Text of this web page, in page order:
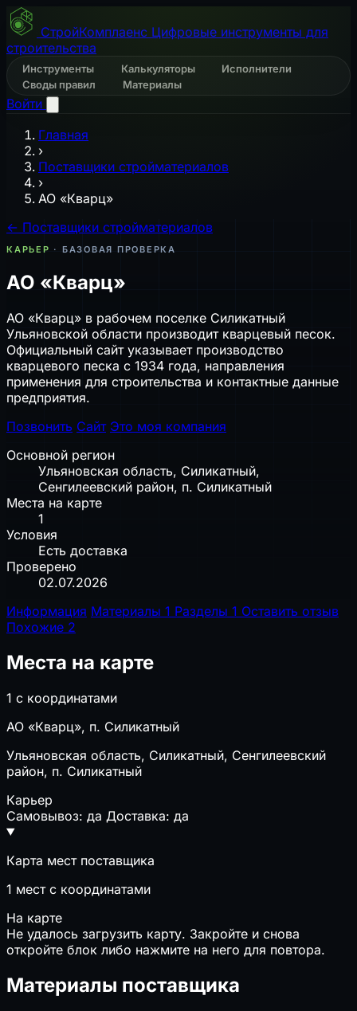
СтройКомплаенс Цифровые инструменты для
строительства
Инструменты Калькуляторы
Исполнители
Своды правил
Материалы
Войти
Главная
›
Поставщики стройматериалов
›
АО «Кварц»
← Поставщики стройматериалов
КАРЬЕР · БАЗОВАЯ ПРОВЕРКА
АО «Кварц»
АО «Кварц» в рабочем поселке Силикатный
Ульяновской области производит кварцевый песок.
Официальный сайт указывает производство
кварцевого песка с 1934 года, направления
применения для строительства и контактные данные
предприятия.
Позвонить Сайт Это моя компания
Основной регион
Ульяновская область, Силикатный,
Сенгилеевский район, п. Силикатный
Места на карте
1
Условия
Есть доставка
Проверено
02.07.2026
Информация Материалы 1 Разделы 1 Оставить отзыв
Похожие 2
Места на карте
1 с координатами
АО «Кварц», п. Силикатный
Ульяновская область, Силикатный, Сенгилеевский
район, п. Силикатный
Карьер
Самовывоз: да Доставка: да
Карта мест поставщика
1 мест с координатами
На карте
Не удалось загрузить карту. Закройте и снова
откройте блок либо нажмите на него для повтора.
Материалы поставщика